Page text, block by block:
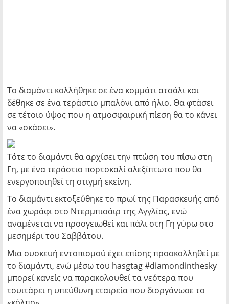
Το διαμάντι κολλήθηκε σε ένα κομμάτι ατσάλι και
δέθηκε σε ένα τεράστιο μπαλόνι από ήλιο. Θα φτάσει
σε τέτοιο ύψος που η ατμοσφαιρική πίεση θα το κάνει
να «σκάσει».
Τότε το διαμάντι θα αρχίσει την πτώση του πίσω στη
Γη, με ένα τεράστιο πορτοκαλί αλεξίπτωτο που θα
ενεργοποιηθεί τη στιγμή εκείνη.
Το διαμάντι εκτοξεύθηκε το πρωί της Παρασκευής από
ένα χωράφι στο Ντερμπισάιρ της Αγγλίας, ενώ
αναμένεται να προσγειωθεί και πάλι στη Γη γύρω στο
μεσημέρι του Σαββάτου.
Μια συσκευή εντοπισμού έχει επίσης προσκολληθεί με
το διαμάντι, ενώ μέσω του hasgtag #diamondinthesky
μπορεί κανείς να παρακολουθεί τα νεότερα που
τουιτάρει η υπεύθυνη εταιρεία που διοργάνωσε το